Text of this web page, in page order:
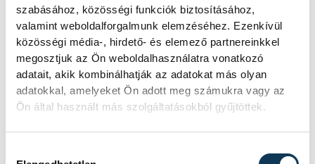
szabásához, közösségi funkciók biztosításához,
valamint weboldalforgalmunk elemzéséhez. Ezenkívül
közösségi média-, hirdető- és elemező partnereinkkel
megosztjuk az Ön weboldalhasználatra vonatkozó
adatait, akik kombinálhatják az adatokat más olyan
adatokkal, amelyeket Ön adott meg számukra vagy az
Ön által használt más szolgáltatásokból gyűjtöttek.
Újra kilátszik a Dunából az aszály
hírnöke! Régen a felbukkanása egyet
jelentett az éhínséggel, ma pedig a
klímaváltozás okozta extrém
szárazságra hívja fel a figyelmet.
Elmeséljük a baljós kőtömb
történetét.
Magyar Péter: